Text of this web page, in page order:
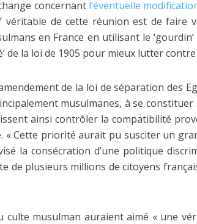
concernant l’éventuelle
véritable de cette réunion est de faire
en France en utilisant le
de la loi de 1905 pour mieux lutter
de la loi de séparation des
musulmanes, à se
ainsi contrôler la compatibilité
« Cette priorité aurait pu susciter un
la consécration d’une politique
de plusieurs millions de citoyens
culte musulman auraient aimé « une